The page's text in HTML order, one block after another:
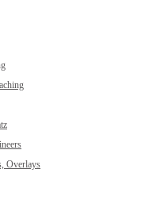
Overlays